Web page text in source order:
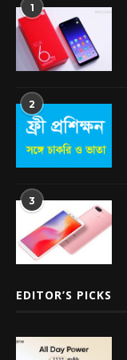
1
2
3
EDITOR’S PICKS